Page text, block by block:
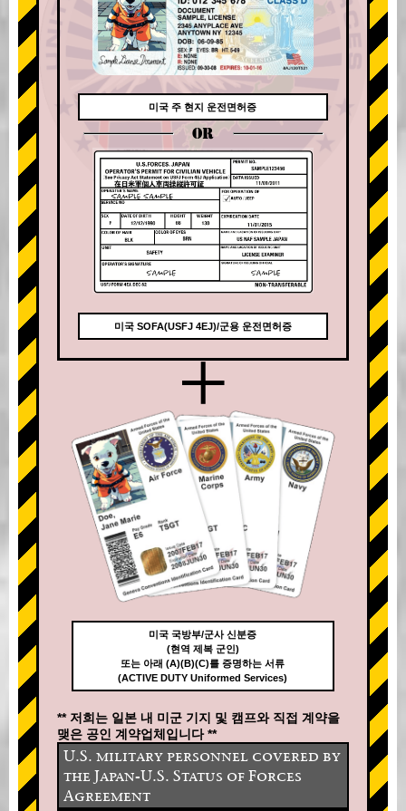
미국 주 현지 운전면허증
OR
미국 SOFA(USFJ 4EJ)/군용 운전면허증
+
미국 국방부/군사 신분증
(현역 제복 군인)
또는 아래 (A)(B)(C)를 증명하는 서류
(ACTIVE DUTY Uniformed Services)
** 저희는 일본 내 미군 기지 및 캠프와 직접 계약을
맺은 공인 계약업체입니다 **
U.S. military personnel covered by
the Japan-U.S. Status of Forces
Agreement